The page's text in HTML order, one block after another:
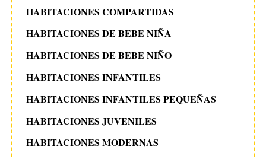
HABITACIONES COMPARTIDAS
HABITACIONES DE BEBE NIÑA
HABITACIONES DE BEBE NIÑO
HABITACIONES INFANTILES
HABITACIONES INFANTILES PEQUEÑAS
HABITACIONES JUVENILES
HABITACIONES MODERNAS